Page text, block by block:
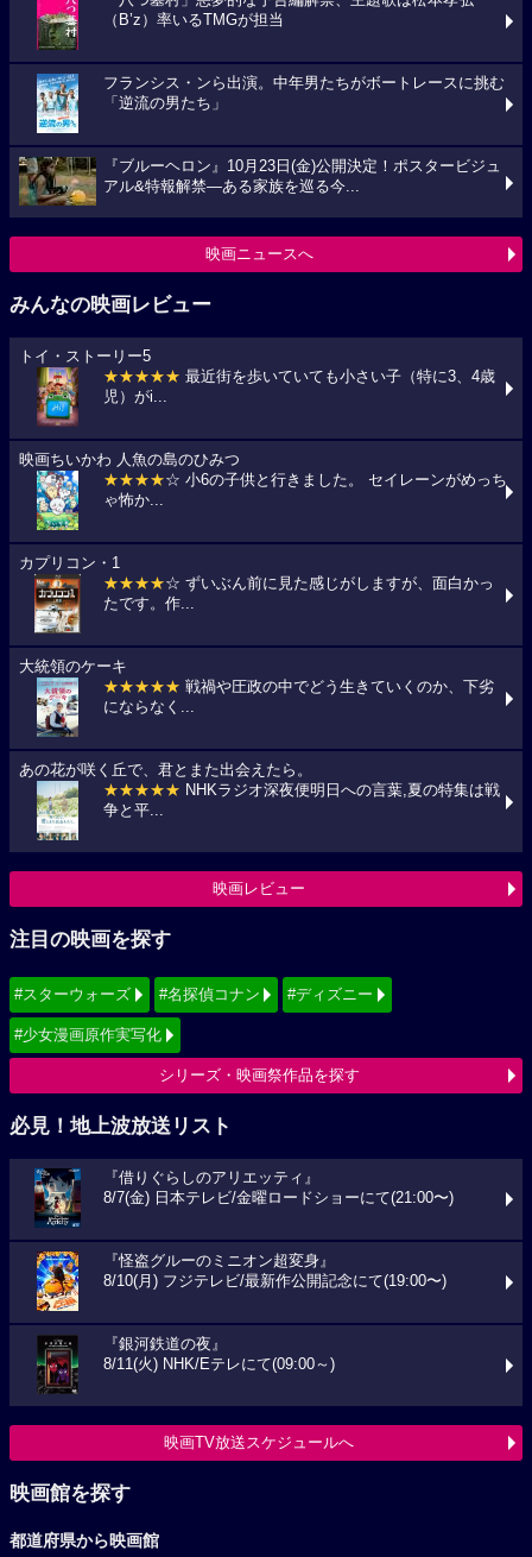
（B’z）率いるTMGが担当
フランシス・ンら出演。中年男たちがボートレースに挑む
「逆流の男たち」
『ブルーヘロン』10月23日(金)公開決定！ポスタービジュ
アル&特報解禁―ある家族を巡る今...
映画ニュースへ
みんなの映画レビュー
トイ・ストーリー5
★★★★★ 最近街を歩いていても小さい子（特に3、4歳
児）がi...
映画ちいかわ 人魚の島のひみつ
★★★★☆ 小6の子供と行きました。 セイレーンがめっち
ゃ怖か...
カプリコン・1
★★★★☆ ずいぶん前に見た感じがしますが、面白かっ
たです。作...
大統領のケーキ
★★★★★ 戦禍や圧政の中でどう生きていくのか、下劣
にならなく...
あの花が咲く丘で、君とまた出会えたら。
★★★★★ NHKラジオ深夜便明日への言葉,夏の特集は戦
争と平...
映画レビュー
注目の映画を探す
#スターウォーズ #名探偵コナン #ディズニー
#少女漫画原作実写化
シリーズ・映画祭作品を探す
必見！地上波放送リスト
『借りぐらしのアリエッティ』
8/7(金) 日本テレビ/金曜ロードショーにて(21:00〜)
『怪盗グルーのミニオン超変身』
8/10(月) フジテレビ/最新作公開記念にて(19:00〜)
『銀河鉄道の夜』
8/11(火) NHK/Eテレにて(09:00～)
映画TV放送スケジュールへ
映画館を探す
都道府県から映画館